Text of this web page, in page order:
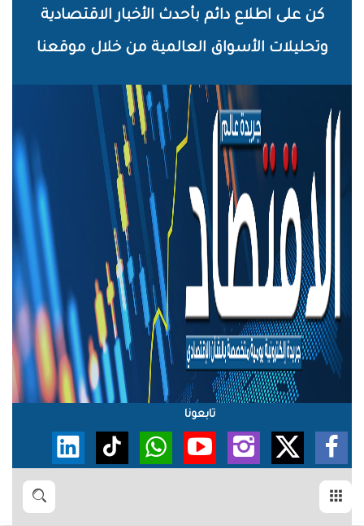
الرئيسي
كن على اطلاع دائم بأحدث الأخبار الاقتصادية
وتحليلات الأسواق العالمية من خلال موقعنا
تابعونا
بحث